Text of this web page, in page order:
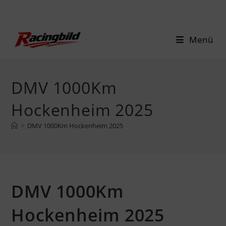
Menü
DMV 1000Km
Hockenheim 2025
> DMV 1000Km Hockenheim 2025
DMV 1000Km
Hockenheim 2025